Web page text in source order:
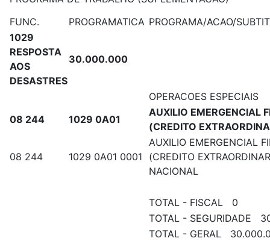
FUNC.
PROGRAMATICA PROGRAMA/ACAO/
1029
RESPOSTA
AOS
DESASTRES
30.000.000
OPERACOES ESPECIAIS
08 244
1029 0A01
AUXILIO EMERGENCIAL
(CREDITO
08 244 1029 0A01 0001
AUXILIO EMERGENCIAL
(CREDITO
NACIONAL
TOTAL - FISCAL 0
TOTAL - SEGURIDADE
TOTAL - GERAL